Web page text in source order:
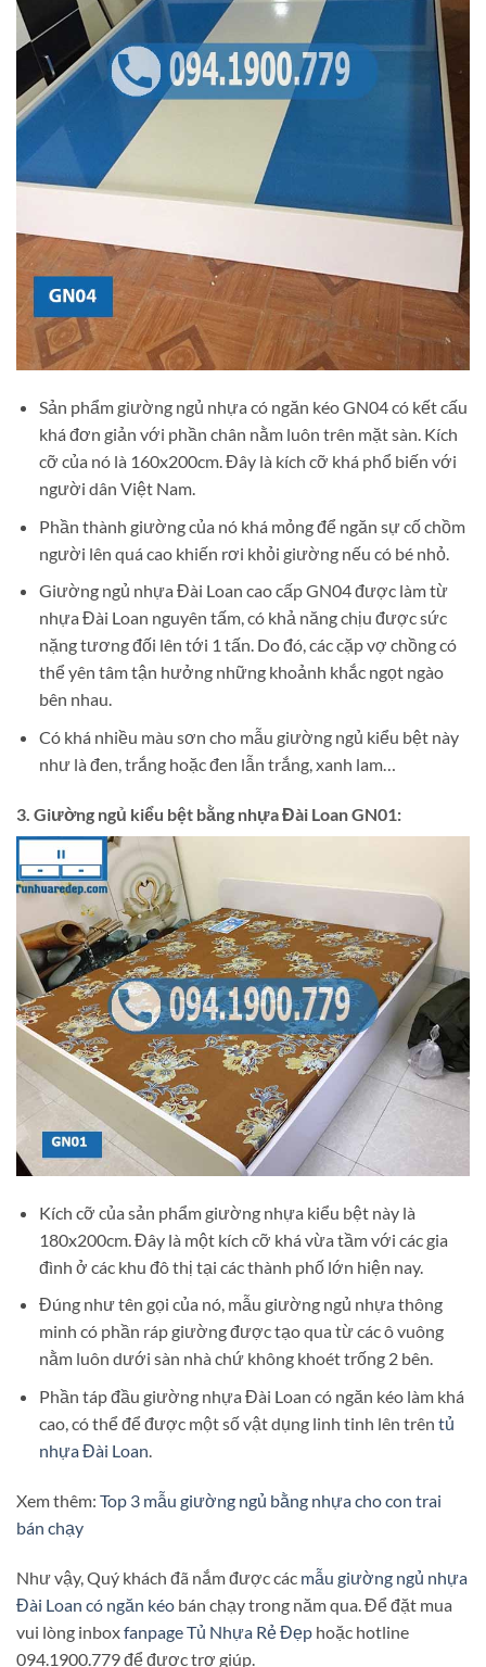
Sản phẩm giường ngủ nhựa có ngăn kéo GN04 có kết cấu
khá đơn giản với phần chân nằm luôn trên mặt sàn. Kích
cỡ của nó là 160x200cm. Đây là kích cỡ khá phổ biến với
người dân Việt Nam.
Phần thành giường của nó khá mỏng để ngăn sự cố chồm
người lên quá cao khiến rơi khỏi giường nếu có bé nhỏ.
Giường ngủ nhựa Đài Loan cao cấp GN04 được làm từ
nhựa Đài Loan nguyên tấm, có khả năng chịu được sức
nặng tương đối lên tới 1 tấn. Do đó, các cặp vợ chồng có
thể yên tâm tận hưởng những khoảnh khắc ngọt ngào
bên nhau.
Có khá nhiều màu sơn cho mẫu giường ngủ kiểu bệt này
như là đen, trắng hoặc đen lẫn trắng, xanh lam…
3. Giường ngủ kiểu bệt bằng nhựa Đài Loan GN01:
Kích cỡ của sản phẩm giường nhựa kiểu bệt này là
180x200cm. Đây là một kích cỡ khá vừa tầm với các gia
đình ở các khu đô thị tại các thành phố lớn hiện nay.
Đúng như tên gọi của nó, mẫu giường ngủ nhựa thông
minh có phần ráp giường được tạo qua từ các ô vuông
nằm luôn dưới sàn nhà chứ không khoét trống 2 bên.
Phần táp đầu giường nhựa Đài Loan có ngăn kéo làm khá
cao, có thể để được một số vật dụng linh tinh lên trên tủ
nhựa Đài Loan.
Xem thêm: Top 3 mẫu giường ngủ bằng nhựa cho con trai
bán chạy
Như vậy, Quý khách đã nắm được các mẫu giường ngủ nhựa
Đài Loan có ngăn kéo bán chạy trong năm qua. Để đặt mua
vui lòng inboxfanpage Tủ Nhựa Rẻ Đẹp hoặc hotline
094.1900.779 để được trợ giúp.